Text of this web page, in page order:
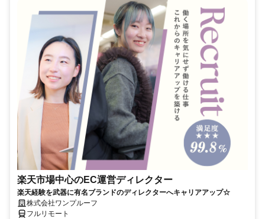
楽天市場中心のEC運営ディレクター
楽天経験を武器に有名ブランドのディレクターへキャリアアップ☆
株式会社ワンプルーフ
フルリモート